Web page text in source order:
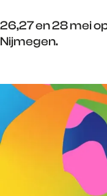
26,27 en 28 mei
Nijmegen.